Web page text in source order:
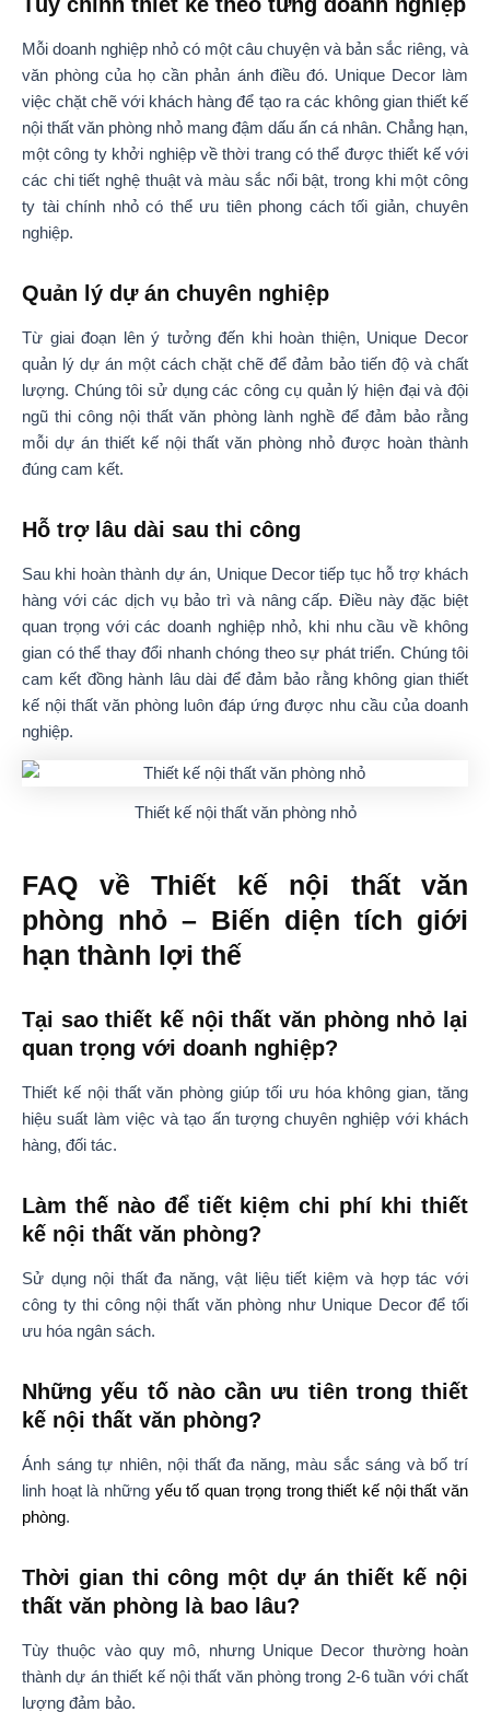
Mỗi doanh nghiệp nhỏ có một câu chuyện và bản sắc riêng, và
văn phòng của họ cần phản ánh điều đó. Unique Decor làm
việc chặt chẽ với khách hàng để tạo ra các không gian thiết kế
nội thất văn phòng nhỏ mang đậm dấu ấn cá nhân. Chẳng hạn,
một công ty khởi nghiệp về thời trang có thể được thiết kế với
các chi tiết nghệ thuật và màu sắc nổi bật, trong khi một công
ty tài chính nhỏ có thể ưu tiên phong cách tối giản, chuyên
nghiệp.
Quản lý dự án chuyên nghiệp
Từ giai đoạn lên ý tưởng đến khi hoàn thiện, Unique Decor
quản lý dự án một cách chặt chẽ để đảm bảo tiến độ và chất
lượng. Chúng tôi sử dụng các công cụ quản lý hiện đại và đội
ngũ thi công nội thất văn phòng lành nghề để đảm bảo rằng
mỗi dự án thiết kế nội thất văn phòng nhỏ được hoàn thành
đúng cam kết.
Hỗ trợ lâu dài sau thi công
Sau khi hoàn thành dự án, Unique Decor tiếp tục hỗ trợ khách
hàng với các dịch vụ bảo trì và nâng cấp. Điều này đặc biệt
quan trọng với các doanh nghiệp nhỏ, khi nhu cầu về không
gian có thể thay đổi nhanh chóng theo sự phát triển. Chúng tôi
cam kết đồng hành lâu dài để đảm bảo rằng không gian thiết
kế nội thất văn phòng luôn đáp ứng được nhu cầu của doanh
nghiệp.
Thiết kế nội thất văn phòng nhỏ
FAQ về Thiết kế nội thất văn
phòng nhỏ – Biến diện tích giới
hạn thành lợi thế
Tại sao thiết kế nội thất văn phòng nhỏ lại
quan trọng với doanh nghiệp?
Thiết kế nội thất văn phòng giúp tối ưu hóa không gian, tăng
hiệu suất làm việc và tạo ấn tượng chuyên nghiệp với khách
hàng, đối tác.
Làm thế nào để tiết kiệm chi phí khi thiết
kế nội thất văn phòng?
Sử dụng nội thất đa năng, vật liệu tiết kiệm và hợp tác với
công ty thi công nội thất văn phòng như Unique Decor để tối
ưu hóa ngân sách.
Những yếu tố nào cần ưu tiên trong thiết
kế nội thất văn phòng?
Ánh sáng tự nhiên, nội thất đa năng, màu sắc sáng và bố trí
linh hoạt là những yếu tố quan trọng trong thiết kế nội thất văn
phòng.
Thời gian thi công một dự án thiết kế nội
thất văn phòng là bao lâu?
Tùy thuộc vào quy mô, nhưng Unique Decor thường hoàn
thành dự án thiết kế nội thất văn phòng trong 2-6 tuần với chất
lượng đảm bảo.